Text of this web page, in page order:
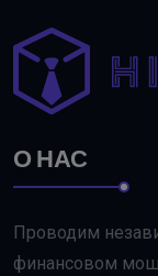
О НАС
Проводим
финансовом